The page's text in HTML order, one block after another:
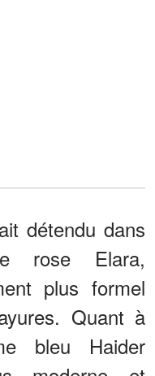
détendu dans
rose Elara,
plus formel
Quant à
bleu Haider